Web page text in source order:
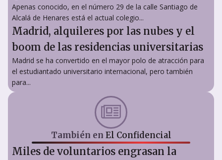
Apenas conocido, en el número 29 de la calle Santiago de
Alcalá de Henares está el actual colegio...
Madrid, alquileres por las nubes y el
boom de las residencias universitarias
Madrid se ha convertido en el mayor polo de atracción para
el estudiantado universitario internacional, pero también
para...
También en El Confidencial
Miles de voluntarios engrasan la